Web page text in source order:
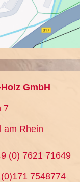
GmbH
7
am Rhein
(0) 7621 71649
7548774